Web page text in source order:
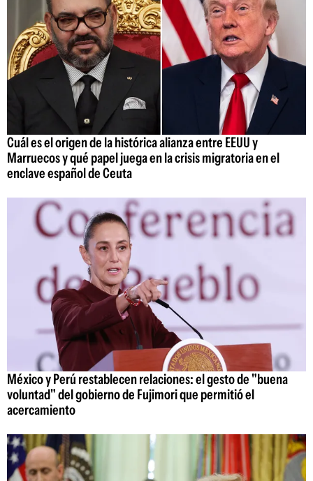
Cuál es el origen de la histórica alianza entre EEUU y
Marruecos y qué papel juega en la crisis migratoria en el
enclave español de Ceuta
México y Perú restablecen relaciones: el gesto de "buena
voluntad" del gobierno de Fujimori que permitió el
acercamiento